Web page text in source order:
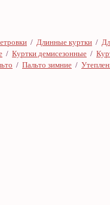
/ Длинные куртки /
/ Куртки демисезонные /
/ Пальто зимние /